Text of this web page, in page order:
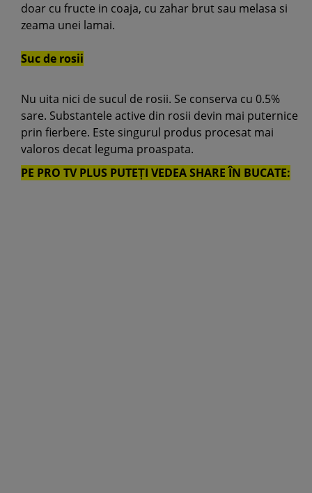
doar cu fructe in coaja, cu zahar brut sau melasa si
zeama unei lamai.
Suc de rosii
Nu uita nici de sucul de rosii. Se conserva cu 0.5%
sare. Substantele active din rosii devin mai puternice
prin fierbere. Este singurul produs procesat mai
valoros decat leguma proaspata.
PE PRO TV PLUS PUTEȚI VEDEA SHARE ÎN BUCATE: